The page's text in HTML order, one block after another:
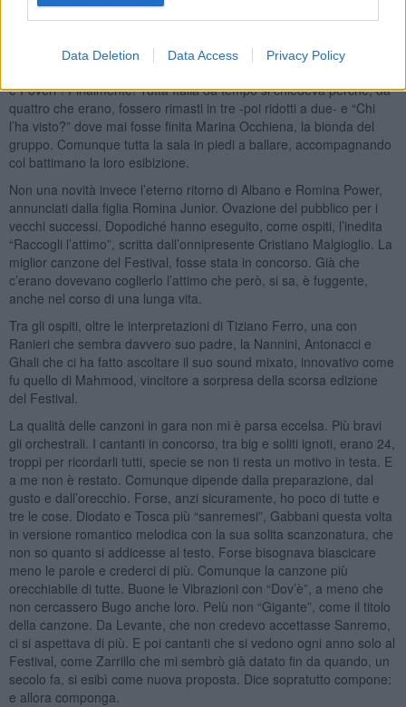
Data Deletion Data Access Privacy Policy
Il Festival ai miei tempi durava poco, ora quasi una settimana e fino
da nottambuli perdigiorno. Tra i vari show, in questa neutrale
e Poveri”! Finalmente! Tutta Italia da tempo si chiedeva perché, da
quattro che erano, fossero rimasti in tre -poi ridotti a due- e “Chi
l’ha visto?” dove mai fosse finita Marina Occhiena, la bionda del
gruppo. Comunque tutta la sala in piedi a ballare, accompagnando
col battimano la loro esibizione.
Non una novità invece l’eterno ritorno di Albano e Romina Power,
annunciati dalla figlia Romina Junior. Ovazione del pubblico per i
vecchi successi. Dopodiché hanno eseguito, come ospiti, l’inedita
“Raccogli l’attimo”, scritta dall’onnipresente Cristiano Malgioglio. La
miglior canzone del Festival, fosse stata in concorso. Già che
c’erano dovevano coglierlo l’attimo che però, si sa, è fuggente,
anche nel corso di una lunga vita.
Tra gli ospiti, oltre le interpretazioni di Tiziano Ferro, una con
Ranieri che sembra davvero suo padre, la Nannini, Antonacci e
Ghali che ci ha fatto ascoltare il suo sound mixato, innovativo come
fu quello di Mahmood, vincitore a sorpresa della scorsa edizione
del Festival.
La qualità delle canzoni in gara non mi è parsa eccelsa. Più bravi
gli orchestrali. I cantanti in concorso, tra big e soliti ignoti, erano 24,
troppi per ricordarli tutti, specie se non ti resta un motivo in testa. E
a me non è restato. Comunque dipende dalla preparazione, dal
gusto e dall’orecchio. Forse, anzi sicuramente, ho poco di tutte e
tre le cose. Diodato e Tosca più “sanremesi”, Gabbani questa volta
in versione romantico melodica con la sua solita scanzonatura, che
non so quanto si addicesse al testo. Forse bisognava biascicare
meno le parole e crederci di più. Comunque la canzone più
orecchiabile di tutte. Buone le Vibrazioni con “Dov’è”, a meno che
non cercassero Bugo anche loro. Pelù non “Gigante”, come il titolo
della canzone. Da Levante, che non credevo accettasse Sanremo,
ci si aspettava di più. E poi cantanti che si vedono ogni anno solo al
Festival, come Zarrillo che mi sembrò già datato fin da quando, un
secolo fa, si esibì come nuova proposta. Dice sopratutto compone:
e allora componga.